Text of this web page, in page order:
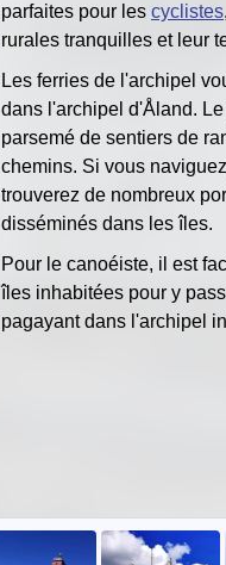
parfaites pour les cyclistes
rurales tranquilles et leur
Les ferries de l'archipel
dans l'archipel d'Åland.
parsemé de sentiers de
chemins. Si vous
trouverez de nombreux
disséminés dans les îles.
Pour le canoéiste, il est
îles inhabitées pour y
pagayant dans l'archipel